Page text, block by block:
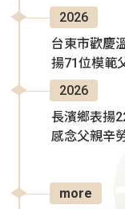
2026
台東市歡慶
揚71位模範
2026
長濱鄉表揚
感念父親辛
more